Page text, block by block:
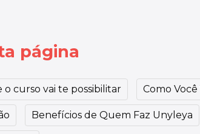
página
o curso vai te possibilitar Como
Benefícios de Quem Faz Unyleya